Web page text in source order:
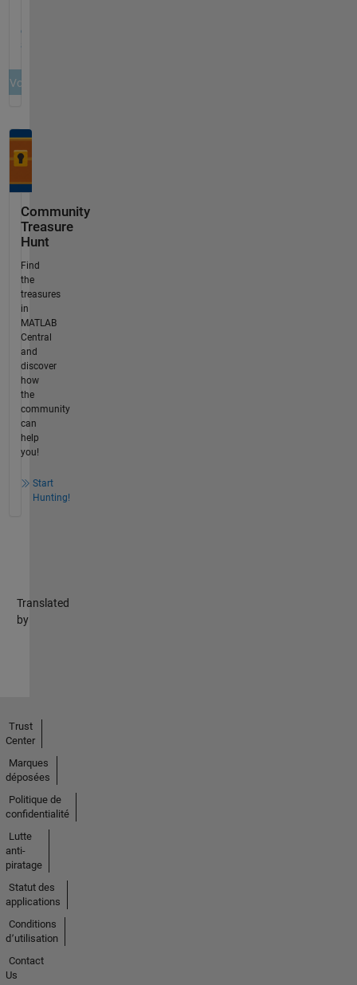
Community
Treasure
Hunt
Find
the
treasures
in
MATLAB
Central
and
discover
how
the
community
can
help
you!
Start
Hunting!
Translated
by
Trust
Center
Marques
déposées
Politique de
confidentialité
Lutte
anti-
piratage
Statut des
applications
Conditions
d՚utilisation
Contact
Us